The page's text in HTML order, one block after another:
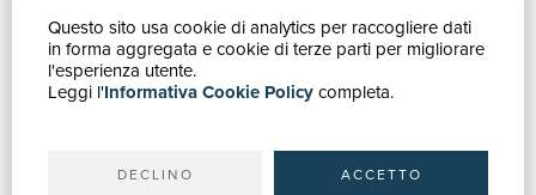
Questo sito usa cookie di analytics per raccogliere dati
in forma aggregata e cookie di terze parti per migliorare
l'esperienza utente.
Leggi l'Informativa Cookie Policycompleta.
DECLINO ACCETTO
GUIDA ACQUISTI
Ricerca avanzata
Spedizioni